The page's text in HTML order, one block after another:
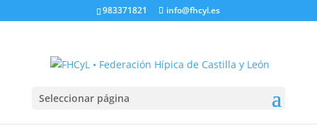
983371821 info@fhcyl.es
Seleccionar página